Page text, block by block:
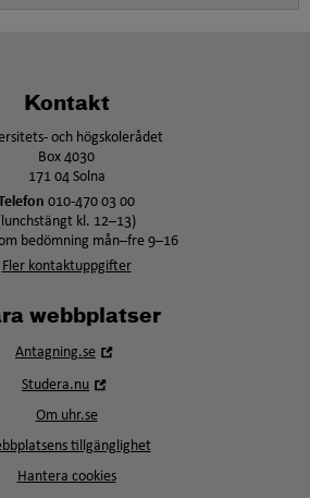
Kontakt
och högskolerådet
Box 4030
171 04 Solna
010-470 03 00
kl. 12–13)
bedömning mån–fre 9–16
Fler kontaktuppgifter
webbplatser
Antagning.se
Studera.nu
fönster
Om uhr.se
tillgänglighet
Hantera cookies